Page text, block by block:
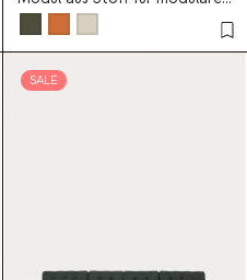
Sofa Rhys
SALE